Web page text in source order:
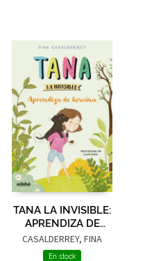
TANA LA INVISIBLE:
APRENDIZA DE
HEROÍNA
CASALDERREY, FINA
En stock